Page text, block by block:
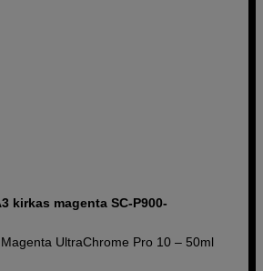
kirkas magenta SC-P900-
UltraChrome Pro 10 – 50ml